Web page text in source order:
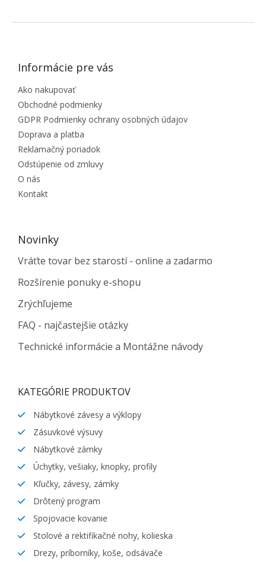
ZÁPÄTIE
Informácie pre vás
Ako nakupovať
Obchodné podmienky
GDPR Podmienky ochrany osobných údajov
Doprava a platba
Reklamačný poriadok
Odstúpenie od zmluvy
O nás
Kontakt
Novinky
Vráťte tovar bez starostí - online a zadarmo
Rozšírenie ponuky e-shopu
Zrýchľujeme
FAQ - najčastejšie otázky
Technické informácie a Montážne návody
KATEGÓRIE PRODUKTOV
Nábytkové závesy a výklopy
Zásuvkové výsuvy
Nábytkové zámky
Úchytky, vešiaky, knopky, profily
Kľučky, závesy, zámky
Drôtený program
Spojovacie kovanie
Stolové a rektifikačné nohy, kolieska
Drezy, príborníky, koše, odsávače